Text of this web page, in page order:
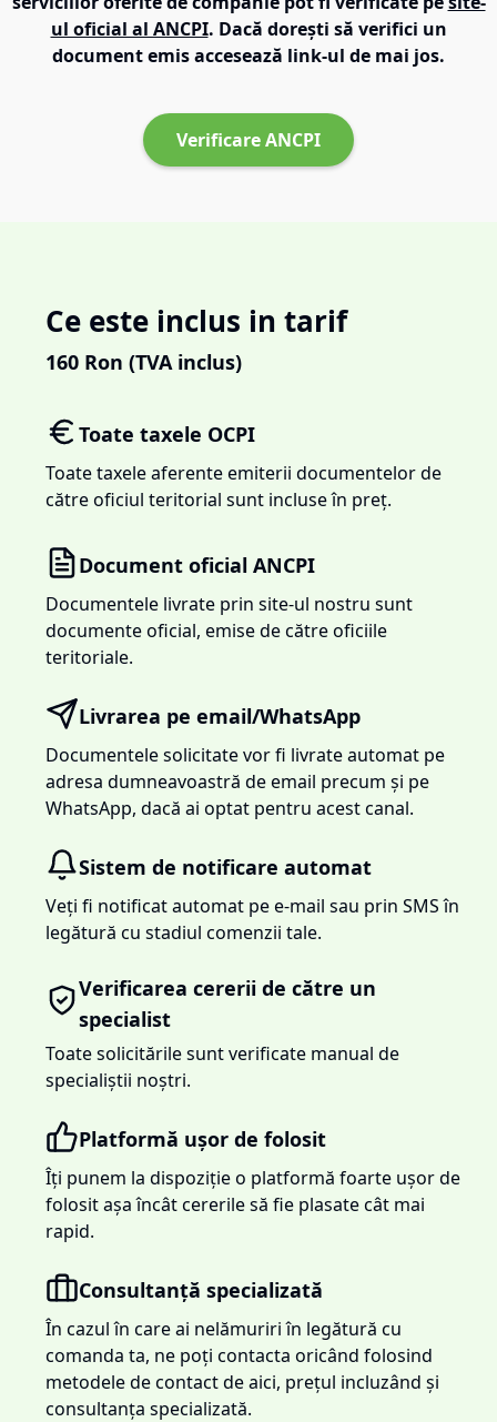
ul oficial al ANCPI. Dacă dorești să verifici un
document emis accesează link-ul de mai jos.
Verificare ANCPI
Ce este inclus in tarif
160 Ron (TVA inclus)
Toate taxele OCPI
Toate taxele aferente emiterii documentelor de
către oficiul teritorial sunt incluse în preț.
Document oficial ANCPI
Documentele livrate prin site-ul nostru sunt
documente oficial, emise de către oficiile
teritoriale.
Livrarea pe email/WhatsApp
Documentele solicitate vor fi livrate automat pe
adresa dumneavoastră de email precum și pe
WhatsApp, dacă ai optat pentru acest canal.
Sistem de notificare automat
Veți fi notificat automat pe e-mail sau prin SMS în
legătură cu stadiul comenzii tale.
Verificarea cererii de către un
specialist
Toate solicitările sunt verificate manual de
specialiștii noștri.
Platformă ușor de folosit
Îți punem la dispoziție o platformă foarte ușor de
folosit așa încât cererile să fie plasate cât mai
rapid.
Consultanță specializată
În cazul în care ai nelămuriri în legătură cu
comanda ta, ne poți contacta oricând folosind
metodele de contact de aici, prețul incluzând și
consultanța specializată.